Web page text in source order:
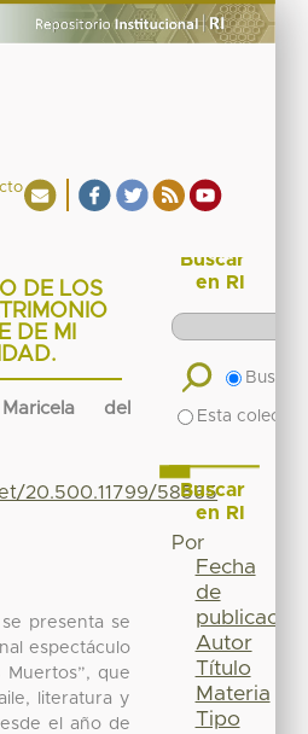
DE LOS
DE MI
del
20.500.11799/58565
presenta se
espectáculo
Muertos”, que
literatura y
el año de
Buscar
en RI
Buscar
Esta
Buscar
en RI
Por
Fecha
de
publicación
Autor
Título
Materia
Tipo